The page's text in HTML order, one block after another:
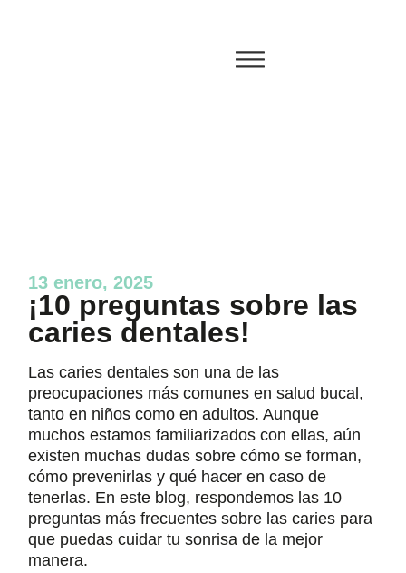
13 enero, 2025
¡10 preguntas sobre las
caries dentales!
Las caries dentales son una de las
preocupaciones más comunes en salud bucal,
tanto en niños como en adultos. Aunque
muchos estamos familiarizados con ellas, aún
existen muchas dudas sobre cómo se forman,
cómo prevenirlas y qué hacer en caso de
tenerlas. En este blog, respondemos las 10
preguntas más frecuentes sobre las caries para
que puedas cuidar tu sonrisa de la mejor
manera.